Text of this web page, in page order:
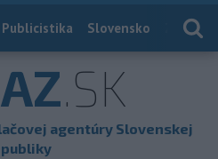
Publicistika Slovensko
.SK
agentúry Slovenskej